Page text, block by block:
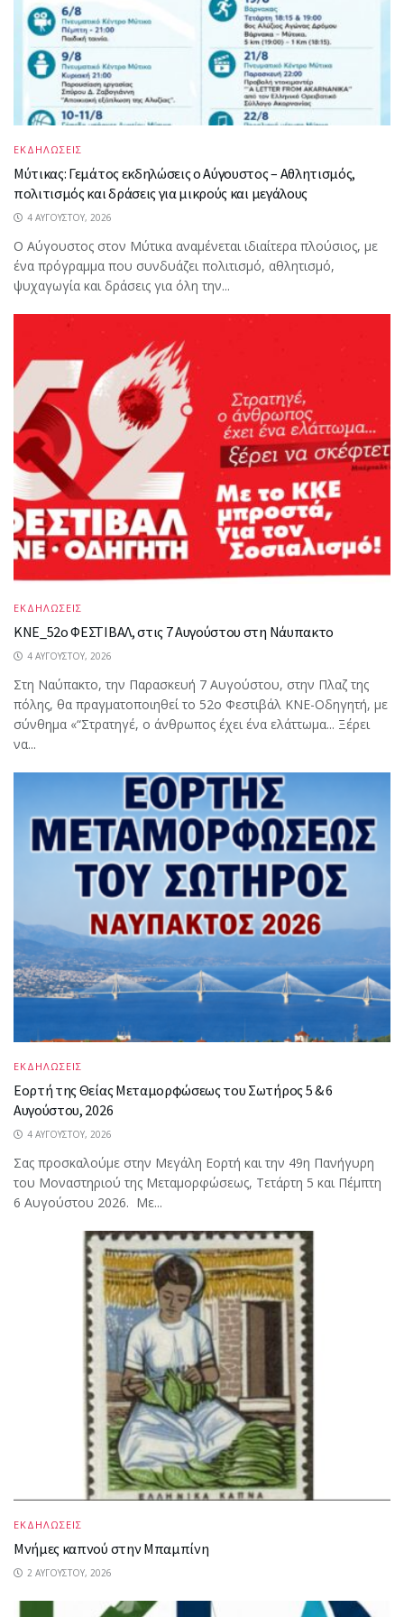
ΕΚΔΗΛΩΣΕΙΣ
Μύτικας: Γεμάτος εκδηλώσεις ο Αύγουστος – Αθλητισμός,
πολιτισμός και δράσεις για μικρούς και μεγάλους
4 ΑΥΓΟΎΣΤΟΥ, 2026
Ο Αύγουστος στον Μύτικα αναμένεται ιδιαίτερα πλούσιος, με
ένα πρόγραμμα που συνδυάζει πολιτισμό, αθλητισμό,
ψυχαγωγία και δράσεις για όλη την...
ΕΚΔΗΛΩΣΕΙΣ
ΚΝΕ_52ο ΦΕΣΤΙΒΑΛ, στις 7 Αυγούστου στη Νάυπακτο
4 ΑΥΓΟΎΣΤΟΥ, 2026
Στη Ναύπακτο, την Παρασκευή 7 Αυγούστου, στην Πλαζ της
πόλης, θα πραγματοποιηθεί το 52ο Φεστιβάλ ΚΝΕ-Οδηγητή, με
σύνθημα «“Στρατηγέ, ο άνθρωπος έχει ένα ελάττωμα... Ξέρει
να...
ΕΚΔΗΛΩΣΕΙΣ
Εορτή της Θείας Μεταμορφώσεως του Σωτήρος 5 & 6
Αυγούστου, 2026
4 ΑΥΓΟΎΣΤΟΥ, 2026
Σας προσκαλούμε στην Μεγάλη Εορτή και την 49η Πανήγυρη
του Μοναστηριού της Μεταμορφώσεως, Τετάρτη 5 και Πέμπτη
6 Αυγούστου 2026. Με...
ΕΚΔΗΛΩΣΕΙΣ
Μνήμες καπνού στην Μπαμπίνη
2 ΑΥΓΟΎΣΤΟΥ, 2026